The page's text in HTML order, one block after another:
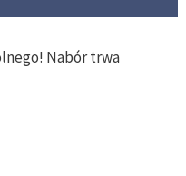
Nabór trwa